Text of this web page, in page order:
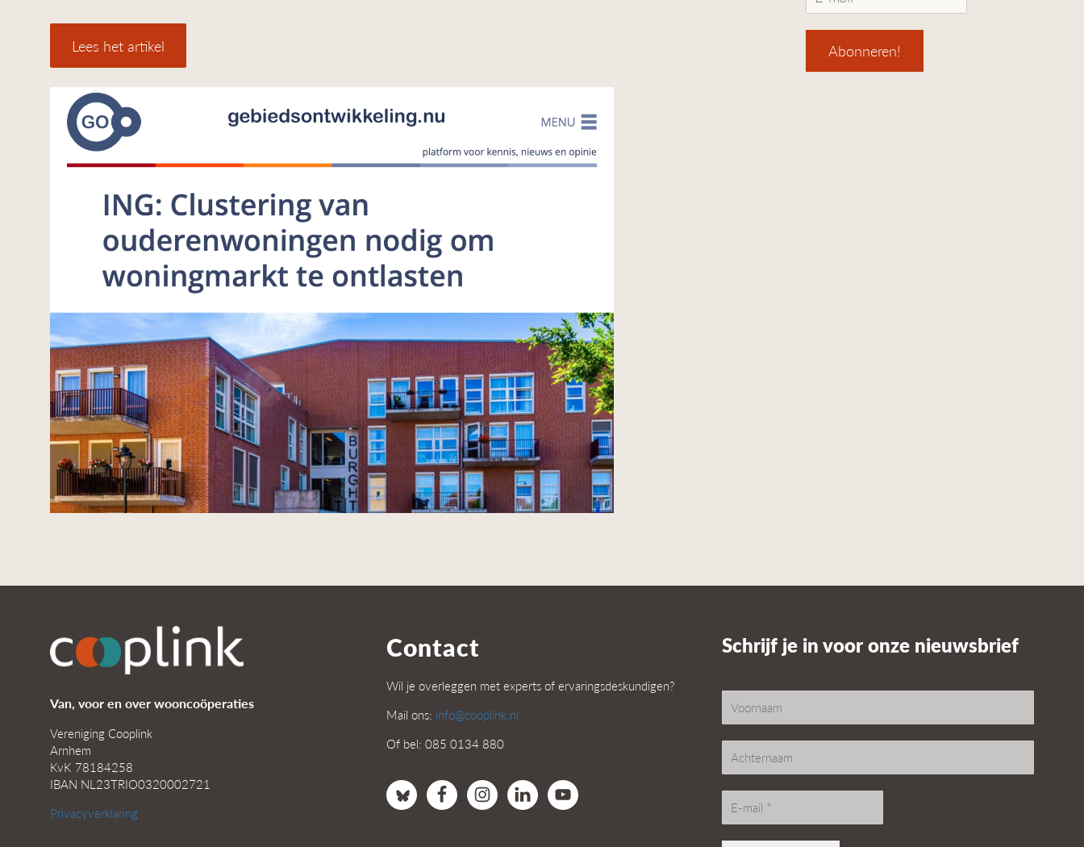
Lees het artikel
Van, voor en over wooncoöperaties
Vereniging Cooplink
Arnhem
KvK 78184258
IBAN NL23TRIO0320002721
Privacyverklaring
Contact
Wil je overleggen met experts of ervaringsdeskundigen?
Mail ons: info@cooplink.nl
Of bel: 085 0134 880
Schrijf je in voor onze nieuwsbrief